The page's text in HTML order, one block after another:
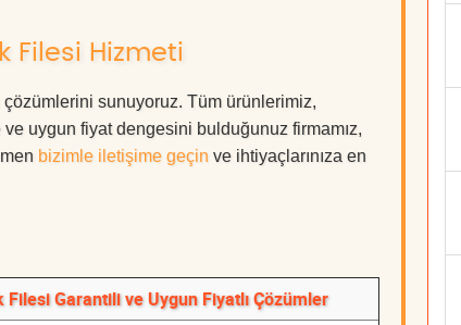
Filesi Hizmeti
sunuyoruz. Tüm ürünlerimiz,
uygun fiyat dengesini bulduğunuz firmamız,
bizimle iletişime geçin ve ihtiyaçlarınıza en
Filesi Garantili ve Uygun Fiyatlı Çözümler